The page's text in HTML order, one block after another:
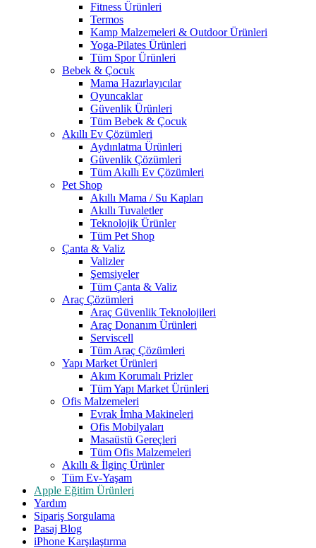
Fitness Ürünleri
Termos
Kamp Malzemeleri & Outdoor Ürünleri
Yoga-Pilates Ürünleri
Tüm Spor Ürünleri
Bebek & Çocuk
Mama Hazırlayıcılar
Oyuncaklar
Güvenlik Ürünleri
Tüm Bebek & Çocuk
Akıllı Ev Çözümleri
Aydınlatma Ürünleri
Güvenlik Çözümleri
Tüm Akıllı Ev Çözümleri
Pet Shop
Akıllı Mama / Su Kapları
Akıllı Tuvaletler
Teknolojik Ürünler
Tüm Pet Shop
Çanta & Valiz
Valizler
Şemsiyeler
Tüm Çanta & Valiz
Araç Çözümleri
Araç Güvenlik Teknolojileri
Araç Donanım Ürünleri
Serviscell
Tüm Araç Çözümleri
Yapı Market Ürünleri
Akım Korumalı Prizler
Tüm Yapı Market Ürünleri
Ofis Malzemeleri
Evrak İmha Makineleri
Ofis Mobilyaları
Masaüstü Gereçleri
Tüm Ofis Malzemeleri
Akıllı & İlginç Ürünler
Tüm Ev-Yaşam
Apple Eğitim Ürünleri
Yardım
Sipariş Sorgulama
Pasaj Blog
iPhone Karşılaştırma